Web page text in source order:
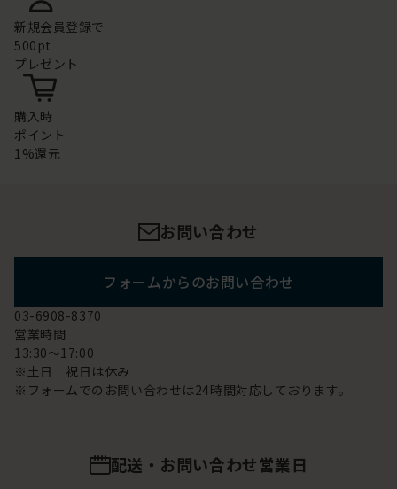
新規会員登録で
500pt
プレゼント
購入時
ポイント
1%還元
お問い合わせ
フォームからのお問い合わせ
03-6908-8370
営業時間
13:30～17:00
※土日 祝日は休み
※フォームでのお問い合わせは24時間対応しております。
配送・お問い合わせ営業日